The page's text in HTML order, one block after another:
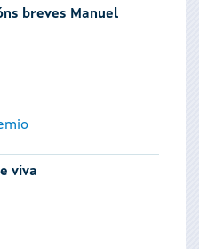
breves Manuel
viva